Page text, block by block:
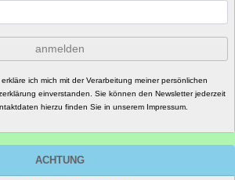
anmelden
ich mich mit der Verarbeitung meiner persönlichen
einverstanden. Sie können den Newsletter jederzeit
hierzu finden Sie in unserem Impressum.
ACHTUNG